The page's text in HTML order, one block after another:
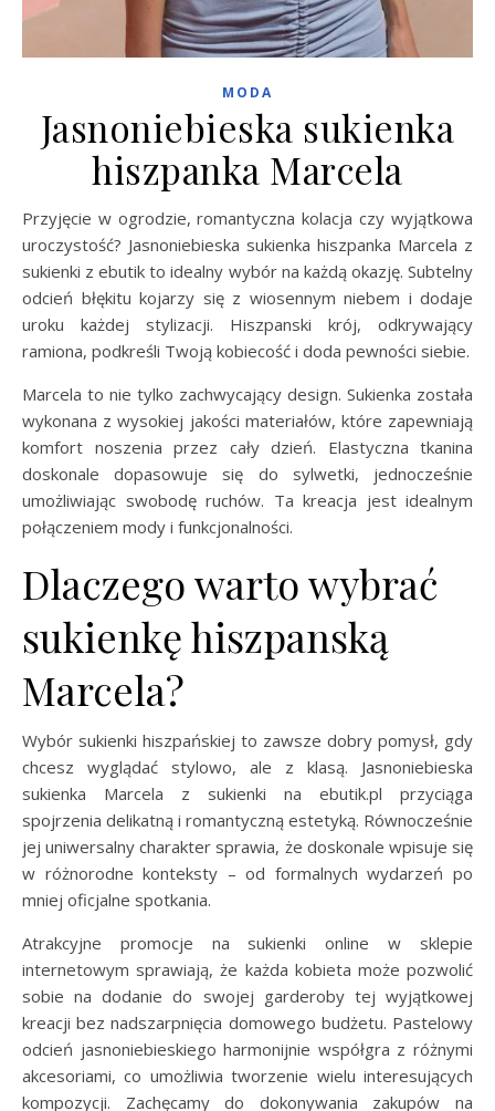
MODA
Jasnoniebieska sukienka
hiszpanka Marcela
Przyjęcie w ogrodzie, romantyczna kolacja czy wyjątkowa
uroczystość? Jasnoniebieska sukienka hiszpanka Marcela z
sukienki z ebutik to idealny wybór na każdą okazję. Subtelny
odcień błękitu kojarzy się z wiosennym niebem i dodaje
uroku każdej stylizacji. Hiszpanski krój, odkrywający
ramiona, podkreśli Twoją kobiecość i doda pewności siebie.
Marcela to nie tylko zachwycający design. Sukienka została
wykonana z wysokiej jakości materiałów, które zapewniają
komfort noszenia przez cały dzień. Elastyczna tkanina
doskonale dopasowuje się do sylwetki, jednocześnie
umożliwiając swobodę ruchów. Ta kreacja jest idealnym
połączeniem mody i funkcjonalności.
Dlaczego warto wybrać
sukienkę hiszpanską
Marcela?
Wybór sukienki hiszpańskiej to zawsze dobry pomysł, gdy
chcesz wyglądać stylowo, ale z klasą. Jasnoniebieska
sukienka Marcela z sukienki na ebutik.pl przyciąga
spojrzenia delikatną i romantyczną estetyką. Równocześnie
jej uniwersalny charakter sprawia, że doskonale wpisuje się
w różnorodne konteksty – od formalnych wydarzeń po
mniej oficjalne spotkania.
Atrakcyjne promocje na sukienki online w sklepie
internetowym sprawiają, że każda kobieta może pozwolić
sobie na dodanie do swojej garderoby tej wyjątkowej
kreacji bez nadszarpnięcia domowego budżetu. Pastelowy
odcień jasnoniebieskiego harmonijnie współgra z różnymi
akcesoriami, co umożliwia tworzenie wielu interesujących
kompozycji. Zachęcamy do dokonywania zakupów na